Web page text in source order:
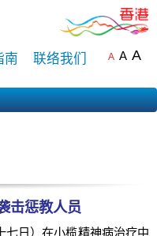
南 联络我们 A A A
击惩教人员
日）在小榄精神病治疗中